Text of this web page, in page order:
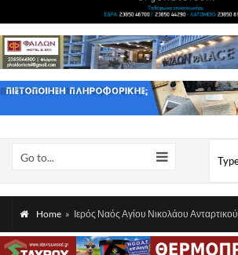
Go to...
Home » Ιερός Ναός Αγίου Νικολάου Ανταρτικού